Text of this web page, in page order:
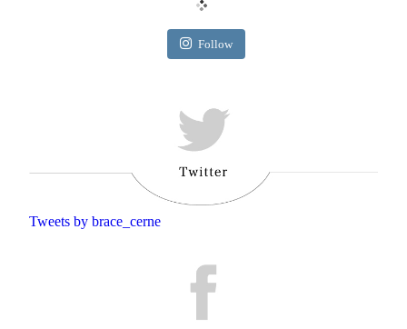
Follow
Tweets by brace_cerne